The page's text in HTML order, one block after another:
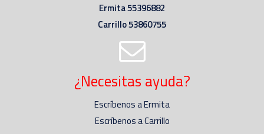
Ermita 55396882
Carrillo 53860755
¿Necesitas ayuda?
Escríbenos a Ermita
Escríbenos a Carrillo